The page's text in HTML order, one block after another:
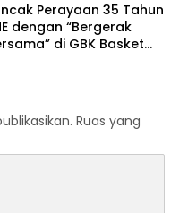
Perayaan 35 Tahun
dengan “Bergerak
di GBK Basket
Ruas yang